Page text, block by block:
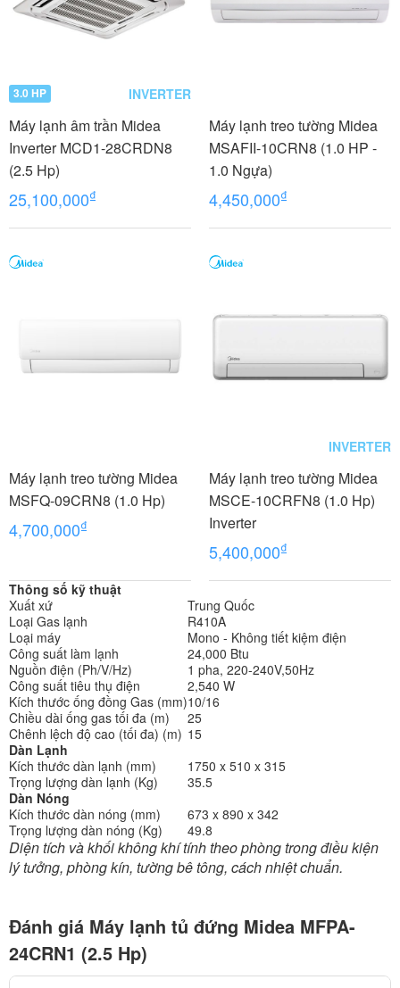
3.0 HP INVERTER
Máy lạnh âm trần Midea
Inverter MCD1-28CRDN8
(2.5 Hp)
25,100,000₫
Máy lạnh treo tường Midea
MSAFII-10CRN8 (1.0 HP -
1.0 Ngựa)
4,450,000₫
Máy lạnh treo tường Midea
MSFQ-09CRN8 (1.0 Hp)
4,700,000₫
INVERTER
Máy lạnh treo tường Midea
MSCE-10CRFN8 (1.0 Hp)
Inverter
5,400,000₫
Thông số kỹ thuật
Xuất xứ
Trung Quốc
Loại Gas lạnh
R410A
Loại máy
Mono - Không tiết kiệm điện
Công suất làm lạnh
24,000 Btu
Nguồn điện (Ph/V/Hz)
1 pha, 220-240V,50Hz
Công suất tiêu thụ điện
2,540 W
Kích thước ống đồng Gas (mm)10/16
Chiều dài ống gas tối đa (m)
25
Chênh lệch độ cao (tối đa) (m) 15
Dàn Lạnh
Kích thước dàn lạnh (mm)
1750 x 510 x 315
Trọng lượng dàn lạnh (Kg)
35.5
Dàn Nóng
Kích thước dàn nóng (mm)
673 x 890 x 342
Trọng lượng dàn nóng (Kg)
49.8
Diện tích và khối không khí tính theo phòng trong điều kiện
lý tưởng, phòng kín, tường bê tông, cách nhiệt chuẩn.
Đánh giá Máy lạnh tủ đứng Midea MFPA-
24CRN1 (2.5 Hp)